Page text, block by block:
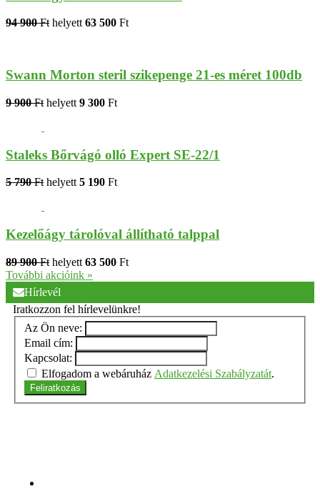
94 900 Fthelyett63 500 Ft
Swann Morton steril szikepenge 21-es méret 100db
9 900 Ft helyett 9 300 Ft
Staleks Bőrvágó olló Expert SE-22/1
5 790 Ft helyett 5 190 Ft
Kezelőágy tárolóval állítható talppal
89 900 Ft helyett 63 500 Ft
További akcióink »
Hírlevél
Iratkozzon fel hírlevelünkre!
Az Ön neve:
Email cím:
Kapcsolat:
Elfogadom a webáruház Adatkezelési Szabályzatát.
Feliratkozás